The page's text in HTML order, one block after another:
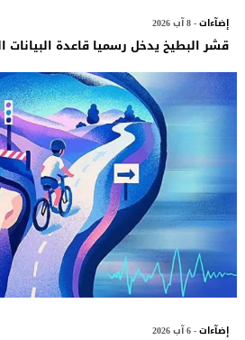
إضآءات- 8 آب 2026
قشر البطيخ يدخل رسميا قاعدة البيانات
إضآءات- 6 آب 2026